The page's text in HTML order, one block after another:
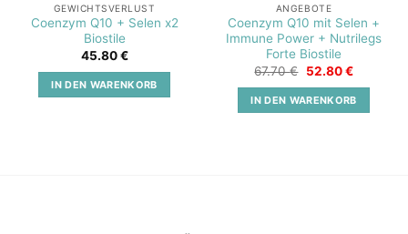
GEWICHTSVERLUST
Coenzym Q10 + Selen x2
Biostile
45.80€
IN DEN WARENKORB
ANGEBOTE
Coenzym Q10 mit Selen +
Immune Power + Nutrilegs
Forte Biostile
67.70€ Ursprünglicher
war:
67.70 €
52.80€Aktueller
ist:
52.80 €.
IN DEN WARENKORB